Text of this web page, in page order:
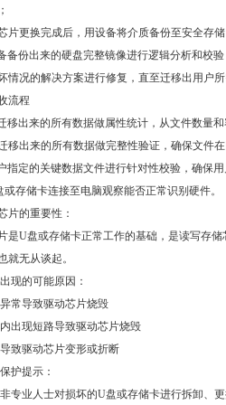
片更换完成后，用设备将介质备份至安全存储
备份出来的硬盘完整镜像进行逻辑分析和校
情况的解决方案进行修复，直至迁移出用户所
流程
移出来的所有数据做属性统计，从文件数量
移出来的所有数据做完整性验证，确保文件
指定的关键数据文件进行针对性校验，确保用
或存储卡连接至电脑观察能否正常识别硬件。
片的重要性：
是U盘或存储卡正常工作的基础，是读写存
就无从谈起。
现的可能原因：
常导致驱动芯片烧毁
出现短路导致驱动芯片烧毁
致驱动芯片变形或折断
护提示：
专业人士对损坏的U盘或存储卡进行拆卸、